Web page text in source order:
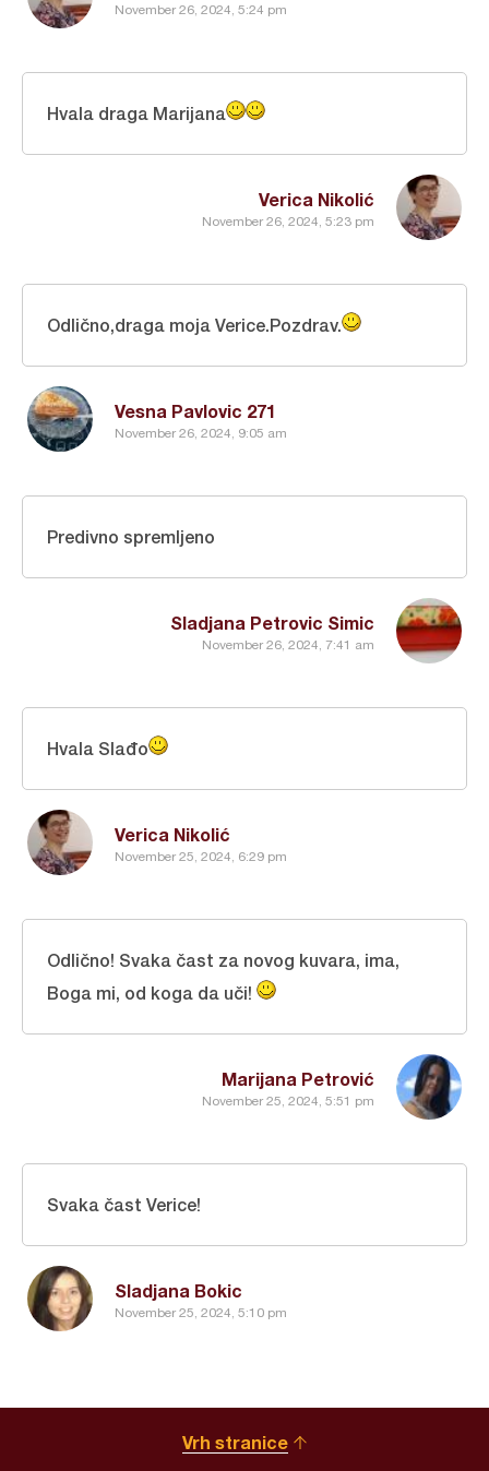
November 26, 2024, 5:24 pm
Verica Nikolić
November 26, 2024, 5:23 pm
Hvala draga Marijana
Vesna Pavlovic 271
November 26, 2024, 9:05 am
Odlično,draga moja Verice.Pozdrav.
Sladjana Petrovic Simic
November 26, 2024, 7:41 am
Predivno spremljeno
Verica Nikolić
November 25, 2024, 6:29 pm
Hvala Slađo
Marijana Petrović
November 25, 2024, 5:51 pm
Odlično! Svaka čast za novog kuvara, ima,
Boga mi, od koga da uči!
Sladjana Bokic
November 25, 2024, 5:10 pm
Svaka čast Verice!
Vrh stranice